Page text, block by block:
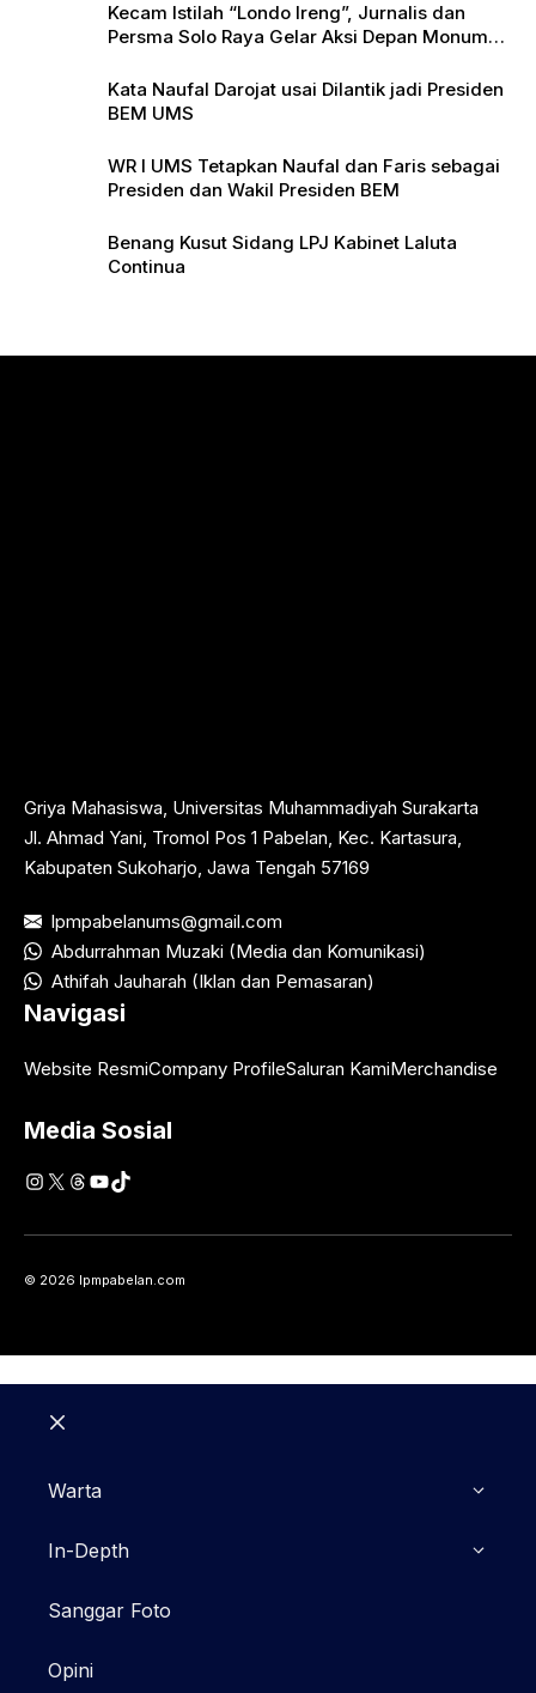
Kecam Istilah “Londo Ireng”, Jurnalis dan
Persma Solo Raya Gelar Aksi Depan Monumen
Kata Naufal Darojat usai Dilantik jadi Presiden
BEM UMS
WR I UMS Tetapkan Naufal dan Faris sebagai
Presiden dan Wakil Presiden BEM
Benang Kusut Sidang LPJ Kabinet Laluta
Continua
Griya Mahasiswa, Universitas Muhammadiyah Surakarta
Jl. Ahmad Yani, Tromol Pos 1 Pabelan, Kec. Kartasura,
Kabupaten Sukoharjo, Jawa Tengah 57169
lpmpabelanums@gmail.com
Abdurrahman Muzaki (Media dan Komunikasi)
Athifah Jauharah (Iklan dan Pemasaran)
Navigasi
Website ResmiCompany ProfileSaluran KamiMerchandise
Media Sosial
Instagram
X Threads
YouTube
TikTok
© 2026 lpmpabelan.com
Warta
In-Depth
Sanggar Foto
Opini